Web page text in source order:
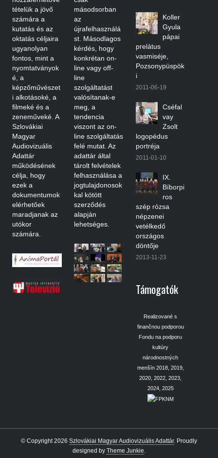
tételük a jövő
számára a
kutatás és az
oktatás céljaira
ugyanolyan
fontos, mint a
nyomtatványok
é, a
képzőművészet
i alkotásoké, a
filmeké és a
zeneműveké. A
Szlovákiai
Magyar
Audiovizuális
Adattár
működésének
célja, hogy
ezek a
dokumentumok
elérhetőek
maradjanak az
utókor
számára.
másodsorban
az
újrafelhasználá
st. Másodlagos
kérdés, hogy
konkrétan on-
line vagy off-
line
szolgáltatást
valósítanak-e
meg, a
tendencia
viszont az on-
line szolgáltatás
felé mutat. Az
adattár által
tárolt felvételek
felhasználása a
jogtulajdonosok
kal kötött
szerződés
alapján
lehetséges.
Koller
Gyula
pápai
prelátus
vasmiséje,
Pozsonypüspök
i
2011-06-19
Cséfal
vay
Zsolt
logopédus
portréja
2011-01-10
IX.
Bíborpi
ros
szép rózsa
népzenei
vetélkedő
országos
döntője
2013-11-23
Támogatók
Realizované s
finančnou podporou
Fondu na podporu
kultúry
národnostných
menšín 2018, 2019,
2020, 2022, 2023,
2024, 2025
© Copyright 2026 Szlovákiai Magyar Audiovizuális Adattár. Proudly
designed by Theme Junkie.